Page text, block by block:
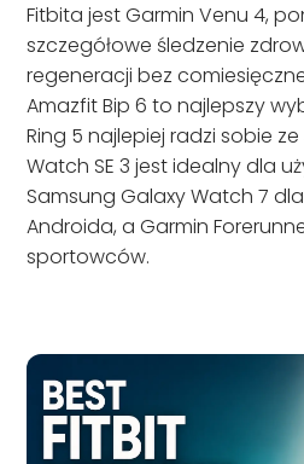
Fitbita jest Garmin Venu 4,
szczegółowe śledzenie
regeneracji bez
Amazfit Bip 6 to najlepszy
Ring 5 najlepiej radzi sobie
Watch SE 3 jest idealny dla
Samsung Galaxy Watch 7
Androida, a Garmin
sportowców.